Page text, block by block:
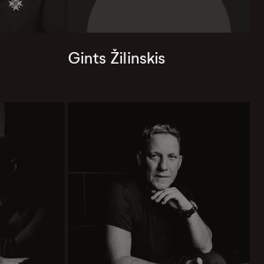
Gints Žilinskis